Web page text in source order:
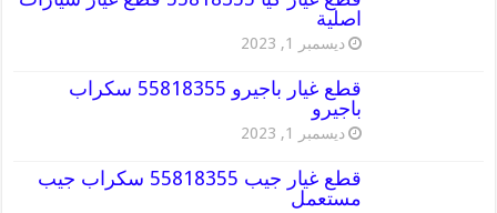
اصلية
ديسمبر 1, 2023
قطع غيار باجيرو 55818355 سكراب
باجيرو
ديسمبر 1, 2023
قطع غيار جيب 55818355 سكراب جيب
مستعمل